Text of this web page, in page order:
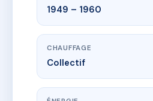
1949 – 1960
CHAUFFAGE
Collectif